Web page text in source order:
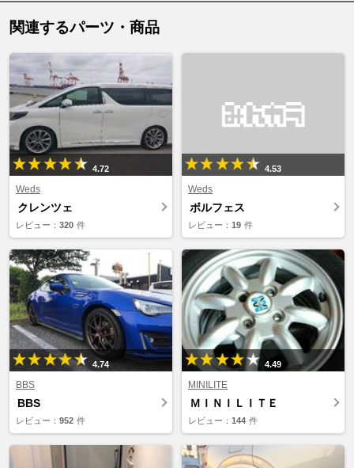
関連するパーツ・商品
4.72
Weds
クレンツェ
レビュー： 320 件
4.53
Weds
ボルフェス
レビュー： 19 件
4.74
BBS
BBS
レビュー： 952 件
4.49
MINILITE
ＭＩＮＩＬＩＴＥ
レビュー： 144 件